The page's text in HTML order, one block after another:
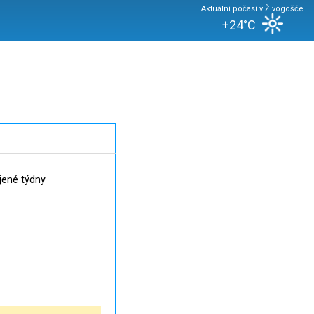
Aktuální počasí v Živogošće
+24°C
týdny